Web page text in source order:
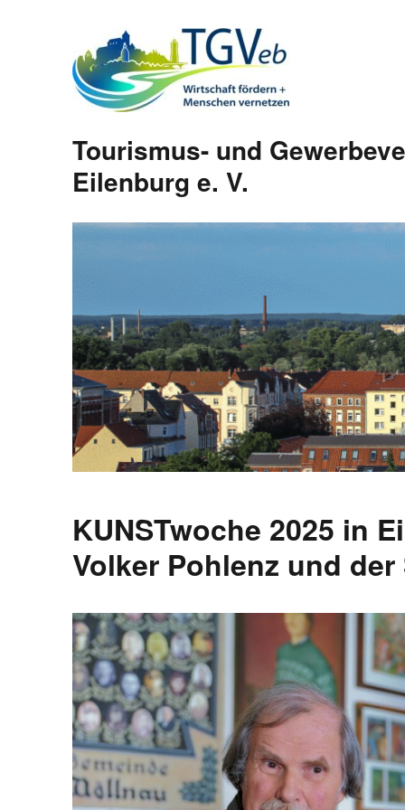
Tourismus- und
Eilenburg e. V.
KUNSTwoche 2025 in
Volker Pohlenz und